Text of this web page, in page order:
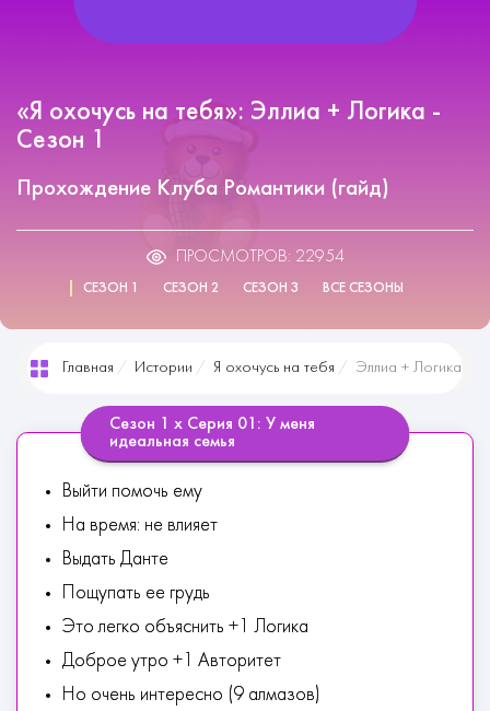
«Я охочусь на тебя»: Эллиа + Логика -
Сезон 1
Прохождение Клуба Романтики (гайд)
ПРОСМОТРОВ: 22954
СЕЗОН 1 СЕЗОН 2 СЕЗОН 3 ВСЕ СЕЗОНЫ
Главная Истории Я охочусь на тебя Эллиа + Логика
Сезон 1 х Серия 01: У меня
идеальная семья
Выйти помочь ему
На время: не влияет
Выдать Данте
Пощупать ее грудь
Это легко объяснить +1 Логика
Доброе утро +1 Авторитет
Но очень интересно (9 алмазов)